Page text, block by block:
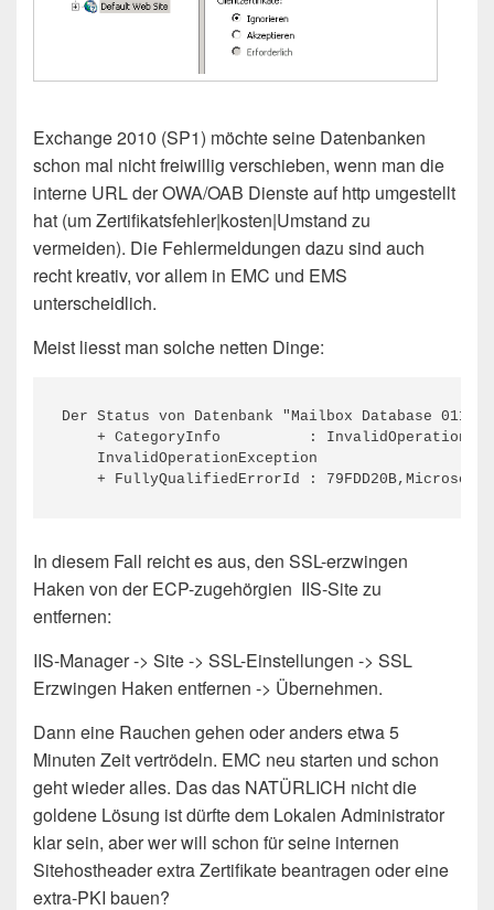
Exchange 2010 (SP1) möchte seine Datenbanken
schon mal nicht freiwillig verschieben, wenn man die
interne URL der OWA/OAB Dienste auf http umgestellt
hat (um Zertifikatsfehler|kosten|Umstand zu
vermeiden). Die Fehlermeldungen dazu sind auch
recht kreativ, vor allem in EMC und EMS
unterscheidlich.
Meist liesst man solche netten Dinge:
Der Status von Datenbank "Mailbox Database
+ CategoryInfo          : InvalidOperation:
InvalidOperationException
+ FullyQualifiedErrorId :
In diesem Fall reicht es aus, den SSL-erzwingen
Haken von der ECP-zugehörgien IIS-Site zu
entfernen:
IIS-Manager -> Site -> SSL-Einstellungen -> SSL
Erzwingen Haken entfernen -> Übernehmen.
Dann eine Rauchen gehen oder anders etwa 5
Minuten Zeit vertrödeln. EMC neu starten und schon
geht wieder alles. Das das NATÜRLICH nicht die
goldene Lösung ist dürfte dem Lokalen Administrator
klar sein, aber wer will schon für seine internen
Sitehostheader extra Zertifikate beantragen oder eine
extra-PKI bauen?